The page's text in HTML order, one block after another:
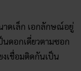
ดอกเดี่ยวตามซอก
งเชื่อมติดกันเป็น